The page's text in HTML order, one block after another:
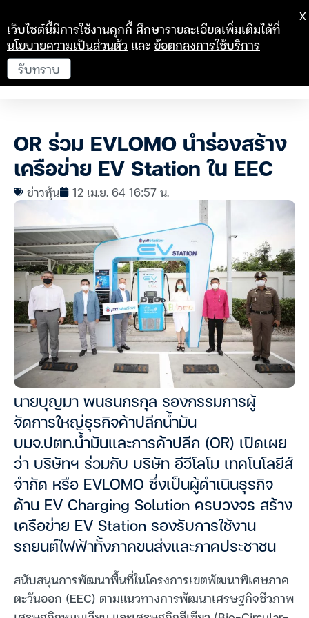
OR ร่วม EVLOMO นำร่องสร้าง
เครือข่าย EV Station ใน EEC
ข่าวหุ้น 12 เม.ย. 64 16:57 น.
นายบุญมา พนธนกรกุล รองกรรมการผู้
จัดการใหญ่ธุรกิจค้าปลีกน้ำมัน
บมจ.ปตท.น้ำมันและการค้าปลีก (OR) เปิดเผย
ว่า บริษัทฯ ร่วมกับ บริษัท อีวีโลโม เทคโนโลยีส์
จำกัด หรือ EVLOMO ซึ่งเป็นผู้ดำเนินธุรกิจ
ด้าน EV Charging Solution ครบวงจร สร้าง
เครือข่าย EV Station รองรับการใช้งาน
รถยนต์ไฟฟ้าทั้งภาคขนส่งและภาคประชาชน
สนับสนุนการพัฒนาพื้นที่ในโครงการเขตพัฒนาพิเศษภาค
ตะวันออก (EEC) ตามแนวทางการพัฒนาเศรษฐกิจชีวภาพ
เว็บไซต์นี้มีการใช้งานคุกกี้ ศึกษารายละเอียดเพิ่มเติมได้ที่
นโยบายความเป็นส่วนตัว และข้อตกลงการใช้บริการ
รับทราบ
X